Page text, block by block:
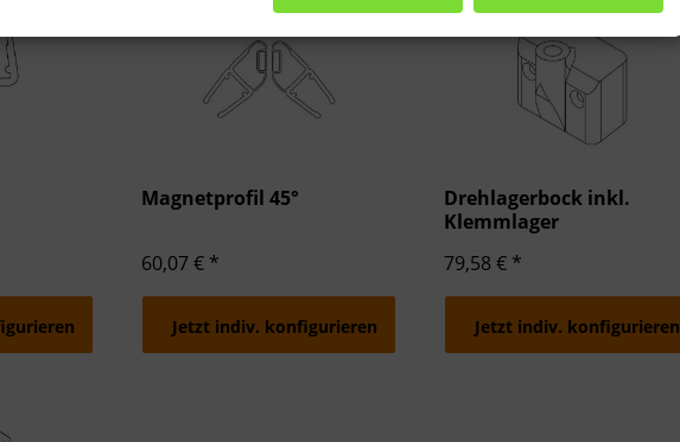
Magnetprofil 45°
60,07 € *
Jetzt indiv. konfigurieren
Drehlagerbock inkl.
Klemmlager
79,58 € *
Jetzt indiv. konfigurieren
Daten zur Auswahl von Werbeanzeigen
für personalisierte Werbung
Profilen zur Auswahl personalisierter Werbung
zur Personalisierung von Inhalten
Profilen zur Auswahl personalisierter Inhalte
von Inhalten
durch Statistiken oder Kombinationen von Daten aus verschiedenen Quellen